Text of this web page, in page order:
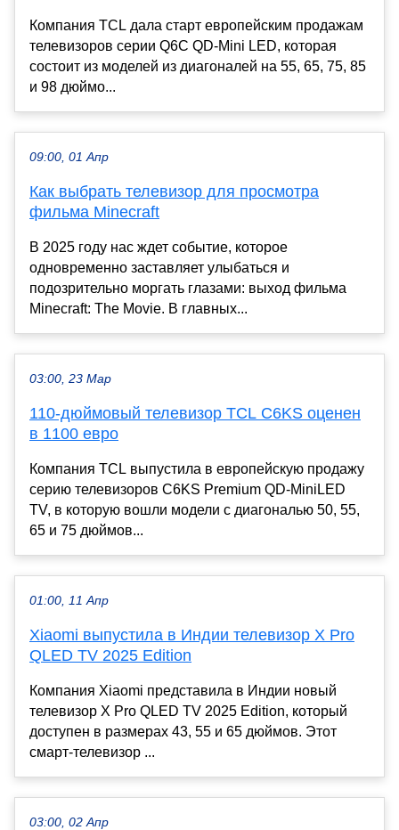
Компания TCL дала старт европейским продажам
телевизоров серии Q6C QD-Mini LED, которая
состоит из моделей из диагоналей на 55, 65, 75, 85
и 98 дюймо...
09:00, 01 Апр
Как выбрать телевизор для просмотра
фильма Minecraft
В 2025 году нас ждет событие, которое
одновременно заставляет улыбаться и
подозрительно моргать глазами: выход фильма
Minecraft: The Movie. В главных...
03:00, 23 Мар
110-дюймовый телевизор TCL C6KS оценен
в 1100 евро
Компания TCL выпустила в европейскую продажу
серию телевизоров C6KS Premium QD-MiniLED
TV, в которую вошли модели с диагональю 50, 55,
65 и 75 дюймов...
01:00, 11 Апр
Xiaomi выпустила в Индии телевизор X Pro
QLED TV 2025 Edition
Компания Xiaomi представила в Индии новый
телевизор X Pro QLED TV 2025 Edition, который
доступен в размерах 43, 55 и 65 дюймов. Этот
смарт-телевизор ...
03:00, 02 Апр